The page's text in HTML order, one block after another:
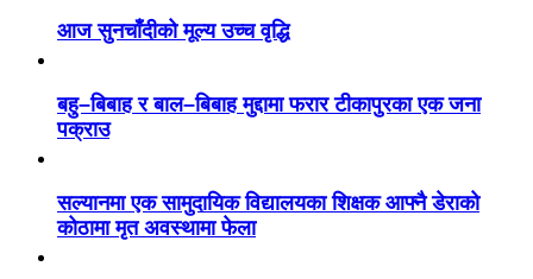
आज सुनचाँदीको मूल्य उच्च वृद्धि
बहु–बिबाह र बाल–बिबाह मुद्दामा फरार टीकापुरका एक जना
पक्राउ
सल्यानमा एक सामुदायिक विद्यालयका शिक्षक आफ्नै डेराको
कोठामा मृत अवस्थामा फेला